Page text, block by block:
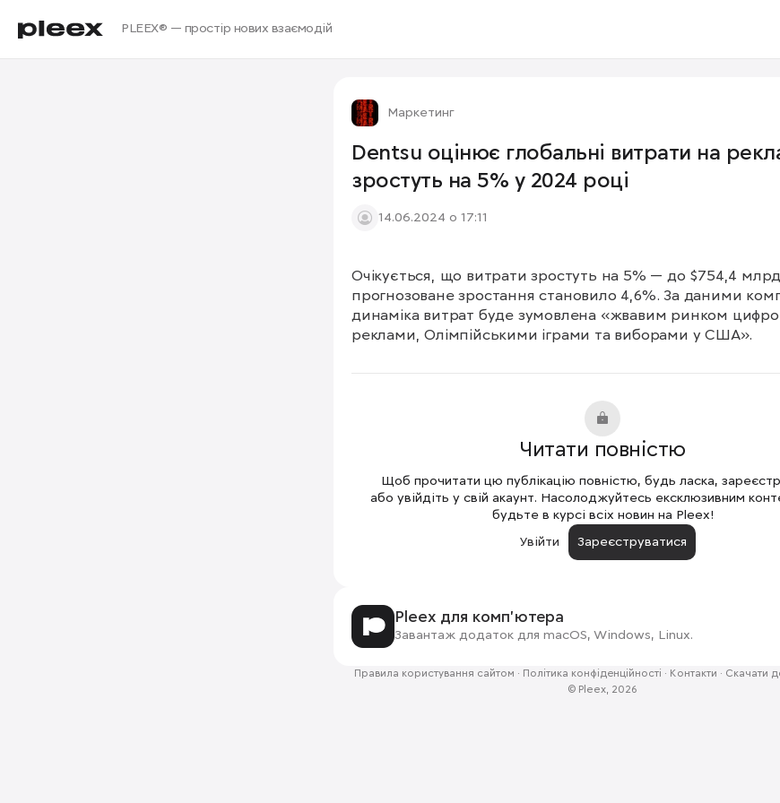
PLEEX® — простір нових взаємодій
Маркетинг
Dentsu оцінює глобальні витрати на
зростуть на 5% у 2024 році
14.06.2024 о 17:11
Очікується, що витрати зростуть на 5% — до $754,4
прогнозоване зростання становило 4,6%. За даними
динаміка витрат буде зумовлена «жвавим ринком
реклами, Олімпійськими іграми та виборами у США».
Читати повністю
Щоб прочитати цю публікацію повністю, будь ласка,
або увійдіть у свій акаунт. Насолоджуйтесь ексклюзивним
будьте в курсі всіх новин на Pleex!
Увійти
Зареєструватися
Pleex для комп'ютера
Завантаж додаток для macOS, Windows, Linux.
Правила користування сайтом · Політика конфіденційності · Контакти · Скачати
© Pleex, 2026